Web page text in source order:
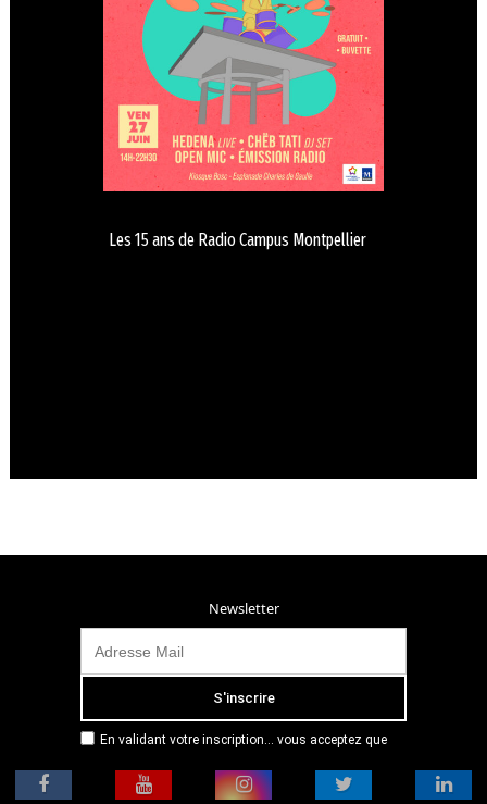
Les 15 ans de Radio Campus Montpellier
Newsletter
En validant votre inscription... vous acceptez que
adresse email dans le but de vous envoyer
mensuellement sa lettre d’informations. Pour plus